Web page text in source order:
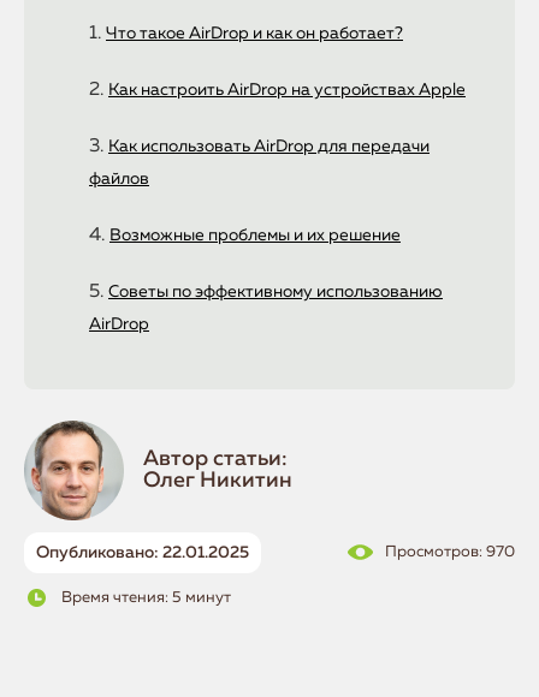
Что такое AirDrop и как он работает?
Как настроить AirDrop на устройствах Apple
Как использовать AirDrop для передачи
файлов
Возможные проблемы и их решение
Советы по эффективному использованию
AirDrop
Автор статьи:
Олег Никитин
Опубликовано: 22.01.2025 Просмотров: 970
Время чтения: 5 минут